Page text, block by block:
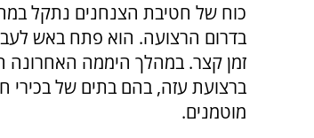
כוח של חטיבת הצנחנים נתקל
בדרום הרצועה. הוא פתח באש
זמן קצר.
ברצועת עזה, בהם בתים של בכירי
מוטמנים.